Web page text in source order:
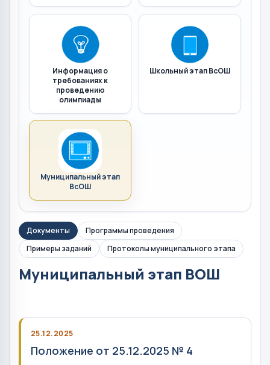
Информация о
требованиях к
проведению
олимпиады
Школьный этап ВсОШ
Муниципальный этап
ВсОШ
Документы
Программы проведения
Примеры заданий
Протоколы муниципального этапа
Муниципальный этап ВОШ
25.12.2025
Положение от 25.12.2025 № 4